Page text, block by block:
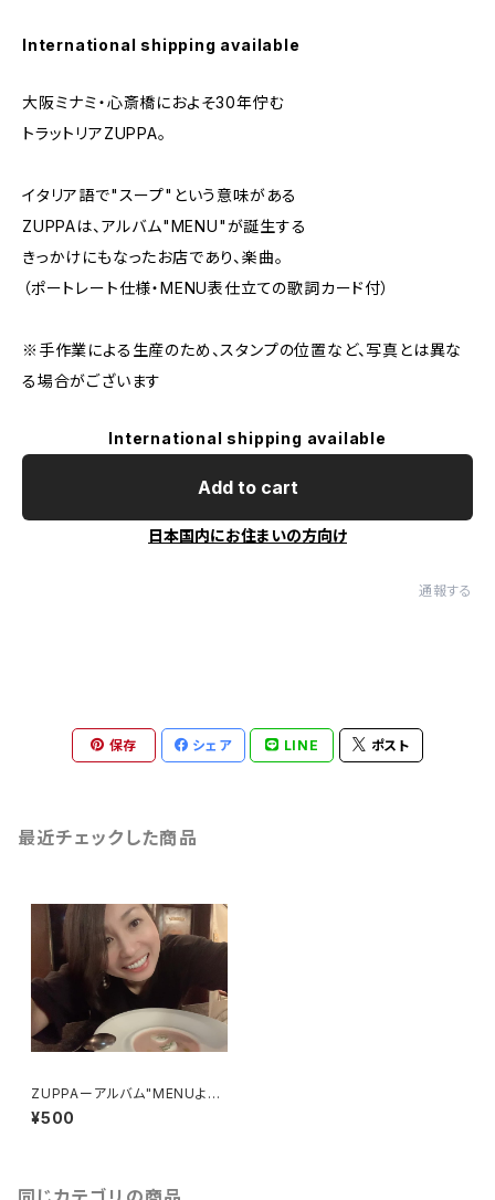
International shipping available
大阪ミナミ・心斎橋におよそ30年佇む
トラットリアZUPPA。
イタリア語で"スープ"という意味がある
ZUPPAは、アルバム"MENU"が誕生する
きっかけにもなったお店であり、楽曲。
（ポートレート仕様・MENU表仕立ての歌詞カード付）
※手作業による生産のため、スタンプの位置など、写真とは異な
る場合がございます
International shipping available
Add to cart
日本国内にお住まいの方向け
通報する
保存 シェア LINE ポスト
最近チェックした商品
ZUPPAーアルバム"MENUより
シングルカット版
¥500